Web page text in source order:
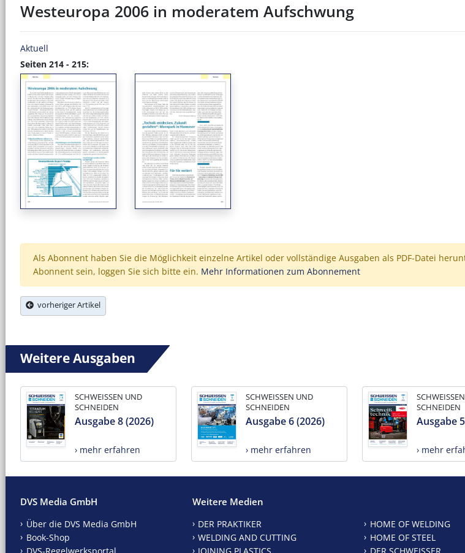
Westeuropa 2006 in moderatem Aufschwung
Aktuell
Seiten 214 - 215:
Als Abonnent haben Sie die Möglichkeit einzelne Artikel oder vollständige Ausgaben als PDF-Datei
Abonnent sein, loggen Sie sich bitte ein. Mehr Informationen zum Abonnement
vorheriger Artikel
Weitere Ausgaben
SCHWEISSEN UND
SCHNEIDEN
Ausgabe 8 (2026)
› mehr erfahren
SCHWEISSEN UND
SCHNEIDEN
Ausgabe 6 (2026)
› mehr erfahren
SCHNEIDEN
Ausgabe
› mehr
DVS Media GmbH
Über die DVS Media GmbH
Book-Shop
Weitere Medien
DER PRAKTIKER
WELDING AND CUTTING
HOME OF WELDING
HOME OF STEEL